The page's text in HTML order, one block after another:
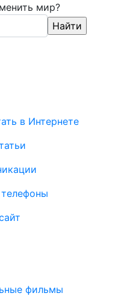
мир?
в Интернете
фильмы